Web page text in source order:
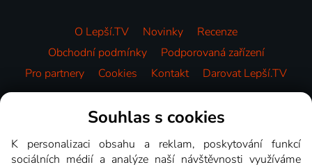
O Lepší.TV Novinky
Recenze
Obchodní podmínky
Podporovaná zařízení
Pro partnery
Cookies Kontakt Darovat Lepší.TV
Videotéka
Souhlas s cookies
K personalizaci obsahu a reklam, poskytování funkcí
sociálních médií a analýze naší návštěvnosti využíváme